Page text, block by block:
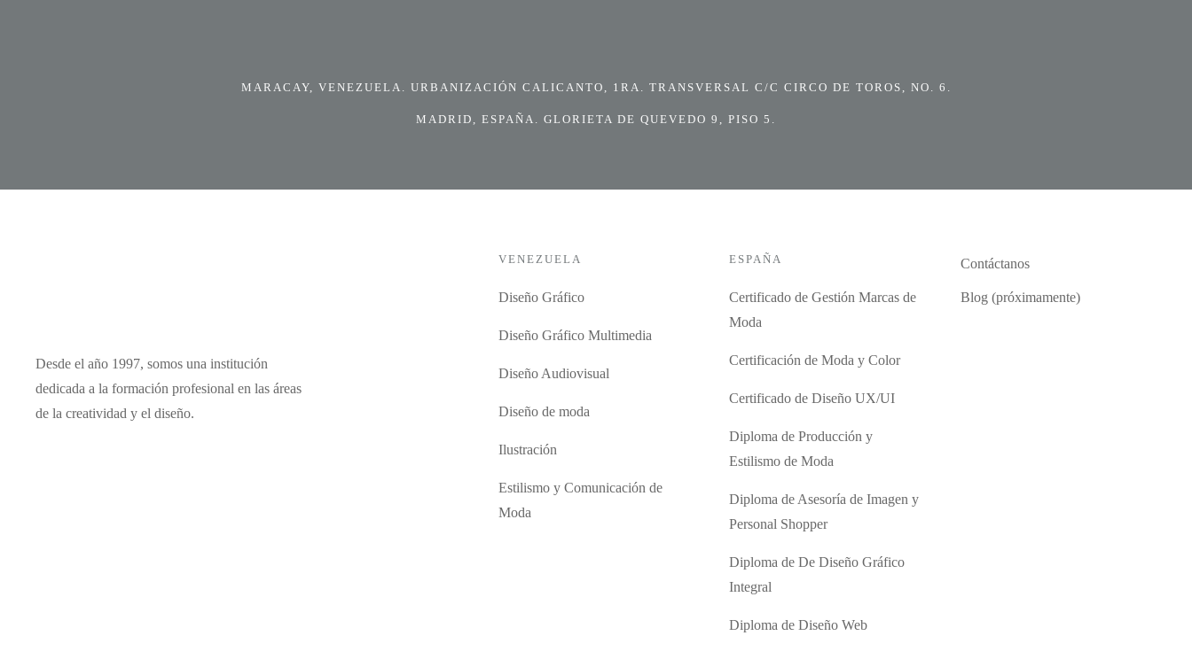
MARACAY, VENEZUELA. URBANIZACIÓN CALICANTO, 1RA. TRANSVERSAL C/C CIRCO DE TOROS, NO. 6.
MADRID, ESPAÑA. GLORIETA DE QUEVEDO 9, PISO 5.
Desde el año 1997, somos una institución
dedicada a la formación profesional en las áreas
de la creatividad y el diseño.
VENEZUELA
Diseño Gráfico
Diseño Gráfico Multimedia
Diseño Audiovisual
Diseño de moda
Ilustración
Estilismo y Comunicación de
Moda
ESPAÑA
Certificado de Gestión Marcas de
Moda
Certificación de Moda y Color
Certificado de Diseño UX/UI
Diploma de Producción y
Estilismo de Moda
Diploma de Asesoría de Imagen y
Personal Shopper
Diploma de De Diseño Gráfico
Integral
Diploma de Diseño Web
Contáctanos
Blog (próximamente)